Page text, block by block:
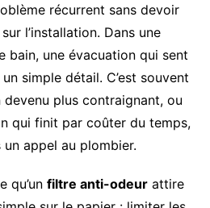
récurrent sans devoir
l’installation. Dans une
bain, une évacuation qui sent
simple détail. C’est souvent
devenu plus contraignant, ou
qui finit par coûter du temps,
appel au plombier.
qu’un filtre anti-odeurattire